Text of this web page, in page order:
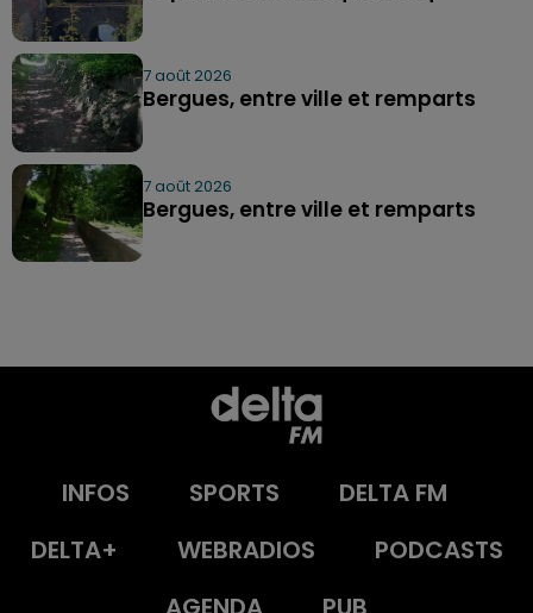
7 août 2026
Bergues, entre ville et remparts
7 août 2026
Bergues, entre ville et remparts
INFOS SPORTS
DELTA FM
DELTA+
WEBRADIOS
PODCASTS